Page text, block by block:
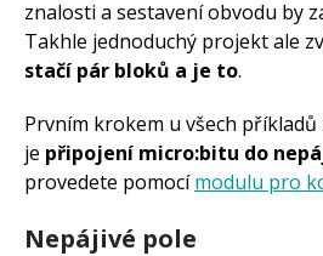
znalosti a sestavení obvodu by
Takhle jednoduchý projekt ale
stačí pár bloků a je to.
Prvním krokem u všech
je připojení micro:bitu do
provedete pomocímodulu pro
Nepájivé pole